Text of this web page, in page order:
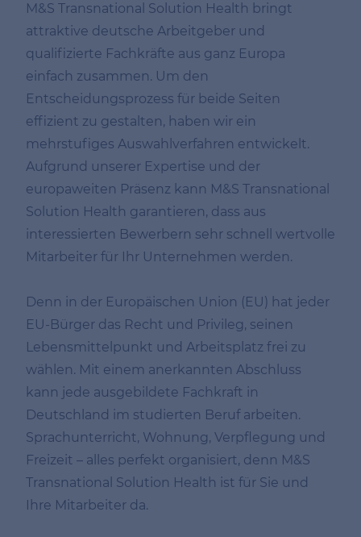
M&S Transnational Solution Health bringt
attraktive deutsche Arbeitgeber und
qualifizierte Fachkräfte aus ganz Europa
einfach zusammen. Um den
Entscheidungsprozess für beide Seiten
effizient zu gestalten, haben wir ein
mehrstufiges Auswahlverfahren entwickelt.
Aufgrund unserer Expertise und der
europaweiten Präsenz kann M&S Transnational
Solution Health garantieren, dass aus
interessierten Bewerbern sehr schnell wertvolle
Mitarbeiter für Ihr Unternehmen werden.
Denn in der Europäischen Union (EU) hat jeder
EU-Bürger das Recht und Privileg, seinen
Lebensmittelpunkt und Arbeitsplatz frei zu
wählen. Mit einem anerkannten Abschluss
kann jede ausgebildete Fachkraft in
Deutschland im studierten Beruf arbeiten.
Sprachunterricht, Wohnung, Verpflegung und
Freizeit – alles perfekt organisiert, denn M&S
Transnational Solution Health ist für Sie und
Ihre Mitarbeiter da.